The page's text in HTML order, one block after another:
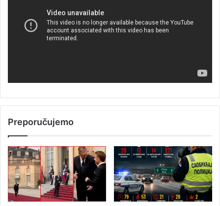
Preporučujemo